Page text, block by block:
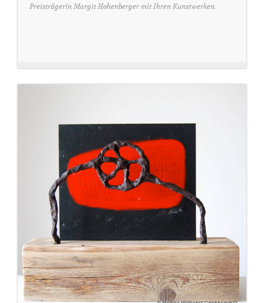
Preisträgerin Margit Hohenberger mit Ihren Kunstwerken.